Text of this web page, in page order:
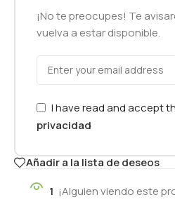
¡No te preocupes! Te
vuelva a estar disponible.
I have read and accept
privacidad
Añadir a la lista de deseos
1 ¡Alguien viendo este